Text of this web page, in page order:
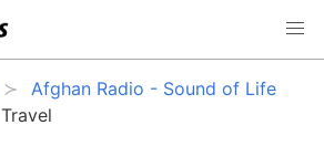
Afghan Radio - Sound of Life
Travel